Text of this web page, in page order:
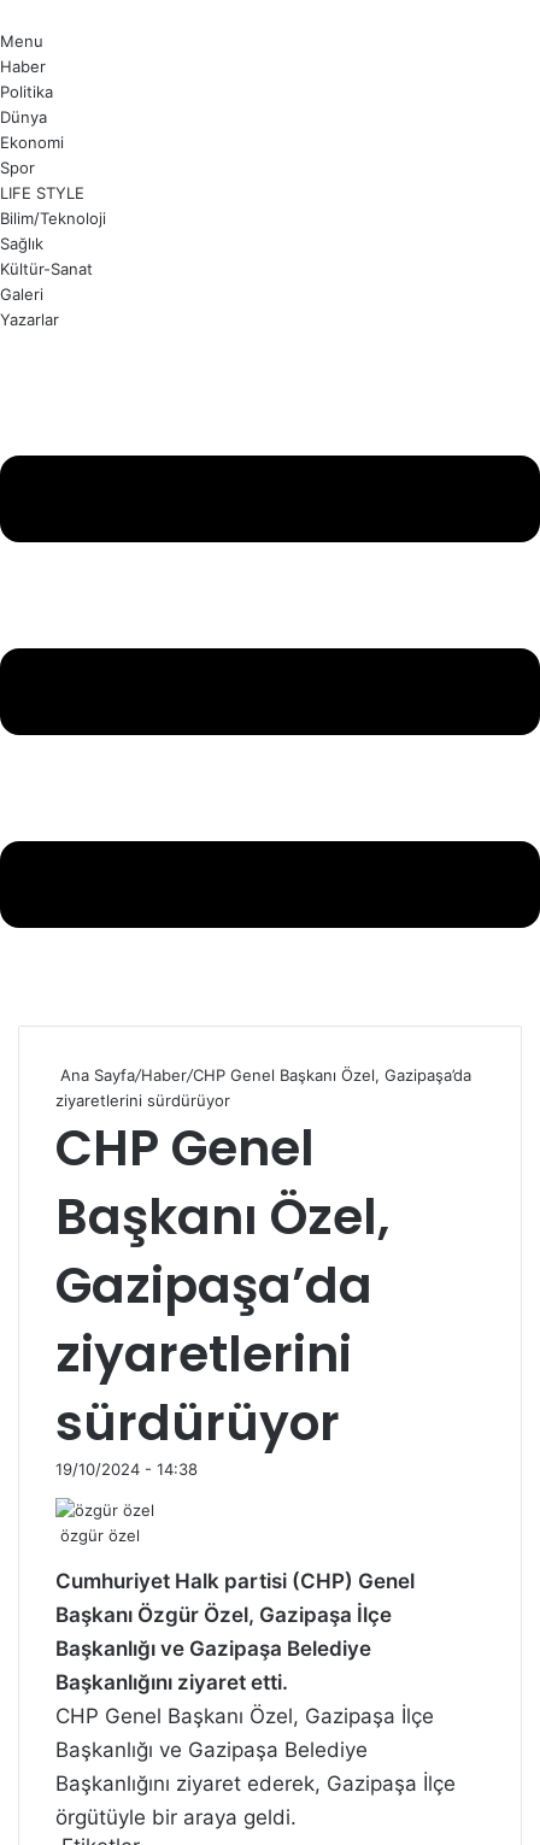
Menu
Haber
Politika
Dünya
Ekonomi
Spor
LIFE STYLE
Bilim/Teknoloji
Sağlık
Kültür-Sanat
Galeri
Yazarlar
Ana Sayfa/Haber/CHP Genel Başkanı Özel, Gazipaşa’da
ziyaretlerini sürdürüyor
CHP Genel
Başkanı Özel,
Gazipaşa’da
ziyaretlerini
sürdürüyor
19/10/2024 - 14:38
özgür özel
Cumhuriyet Halk partisi (CHP) Genel
Başkanı Özgür Özel, Gazipaşa İlçe
Başkanlığı ve Gazipaşa Belediye
Başkanlığını ziyaret etti.
CHP Genel Başkanı Özel, Gazipaşa İlçe
Başkanlığı ve Gazipaşa Belediye
Başkanlığını ziyaret ederek, Gazipaşa İlçe
örgütüyle bir araya geldi.